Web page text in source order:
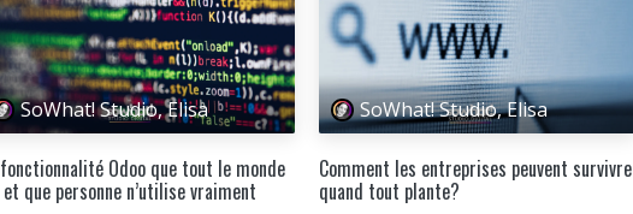
SoWhat! Studio, Elisa
Odoo que tout le monde
que personne n’utilise vraiment
SoWhat! Studio, Elisa
Comment les entreprises peuvent survivre
quand tout plante?